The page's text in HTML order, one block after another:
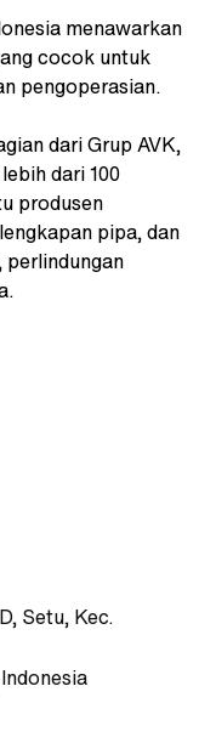
menawarkan
cocok untuk
pengoperasian.
dari Grup AVK,
dari 100
produsen
pipa, dan
perlindungan
Setu, Kec.
Indonesia